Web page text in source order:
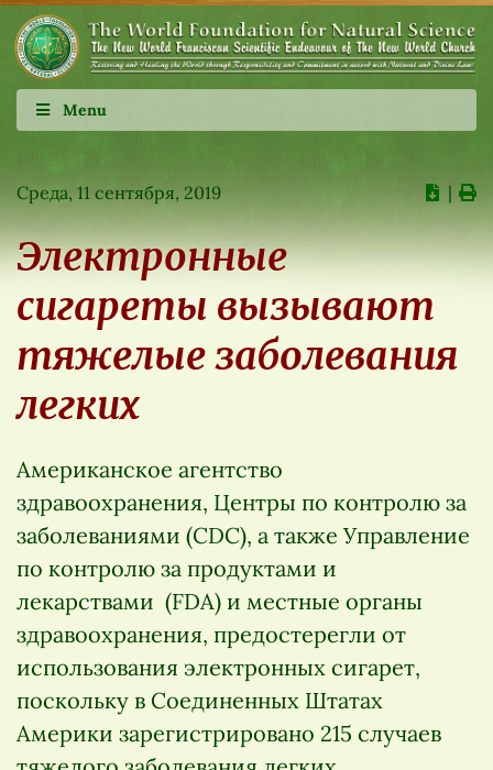
Menu
Среда, 11 сентября, 2019 ∣
Электронные
сигареты вызывают
тяжелые заболевания
легких
Американское агентство
здравоохранения, Центры по контролю за
заболеваниями (CDC), а также Управление
по контролю за продуктами и
лекарствами (FDA) и местные органы
здравоохранения, предостерегли от
использования электронных сигарет,
поскольку в Соединенных Штатах
Америки зарегистрировано 215 случаев